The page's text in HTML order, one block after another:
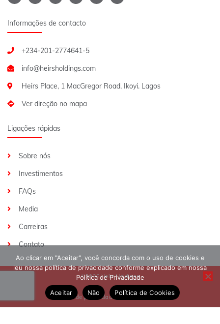
Informações de contacto
+234-201-2774641-5
Heirs Place, 1 MacGregor Road, Ikoyi. Lagos
Ver direção no mapa
Ligações rápidas
Sobre nós
Investimentos
FAQs
Media
Carreiras
Contato
©2026 Heirs Holdings
Política de privacidadeTermos e condições
Ao clicar em "Aceitar", você concorda com o uso de cookies e
leu nossa política de privacidade conforme explicado em nossa
Política de Privacidade
Aceitar
Não Política de Cookies